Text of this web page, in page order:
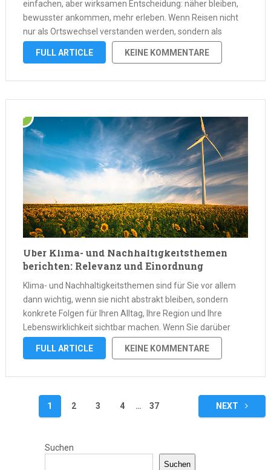
einfachen, aber wirksamen Entscheidung: näher bleiben,
bewusster ankommen, mehr erleben. Wenn Reisen nicht
nur als Ortswechsel verstanden werden, sondern als
Gelegenheit, Natur, Kultur und regionale Besonderheiten
verantwortungsvoll zu entdecken, entstehen in Sachsen-
FULL ARTICLE KEINE KOMMENTARE
Über Klima- und Nachhaltigkeitsthemen
berichten: Relevanz und Einordnung
Klima- und Nachhaltigkeitsthemen sind für Sie vor allem
dann wichtig, wenn sie nicht abstrakt bleiben, sondern
konkrete Folgen für Ihren Alltag, Ihre Region und Ihre
Lebenswirklichkeit sichtbar machen. Wenn Sie darüber
lesen, brauchen Sie mehr als ein allgemeines
Problembewusstsein. Sie brauchen Präzision, Einordnung
FULL ARTICLE KEINE KOMMENTARE
Seitennummerierung
Beiträge
1 2 3 4 … 37 NEXT
Suchen
Suchen